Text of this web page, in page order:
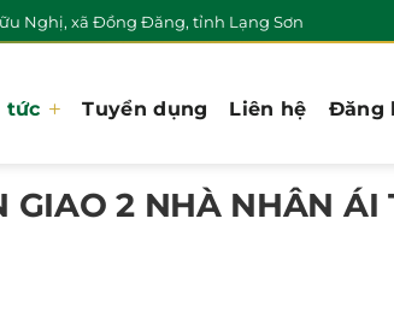
Nghị, xã Đồng Đăng, tỉnh Lạng Sơn
tức Tuyển dụng Liên hệ Đăng
GIAO 2 NHÀ NHÂN ÁI